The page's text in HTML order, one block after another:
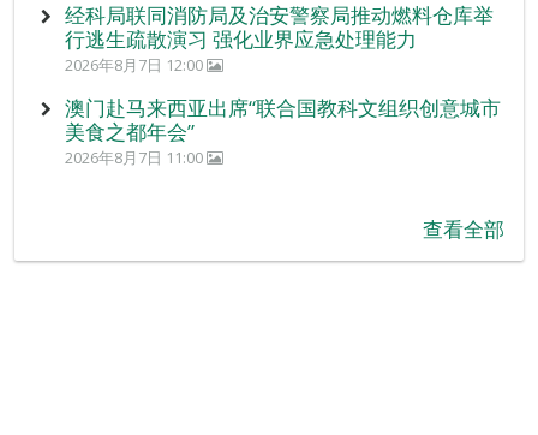
经科局联同消防局及治安警察局推动燃料仓库举
行逃生疏散演习 强化业界应急处理能力
2026年8月7日 12:00
澳门赴马来西亚出席“联合国教科文组织创意城市
美食之都年会”
2026年8月7日 11:00
查看全部